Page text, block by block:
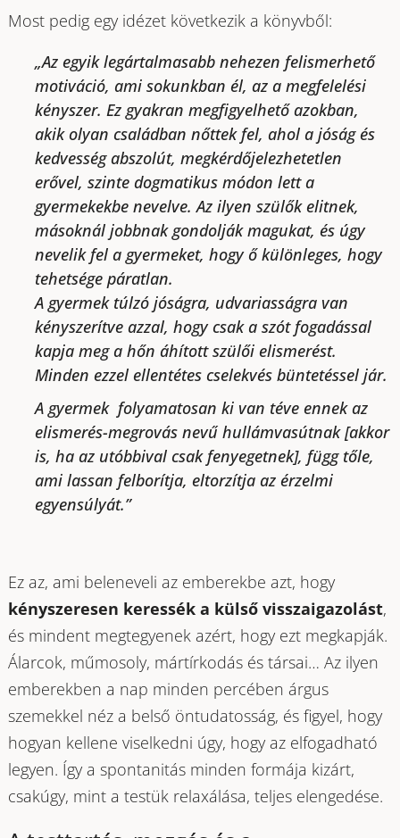
Most pedig egy idézet következik a könyvből:
„Az egyik legártalmasabb nehezen felismerhető
motiváció, ami sokunkban él, az a megfelelési
kényszer. Ez gyakran megfigyelhető azokban,
akik olyan családban nőttek fel, ahol a jóság és
kedvesség abszolút, megkérdőjelezhetetlen
erővel, szinte dogmatikus módon lett a
gyermekekbe nevelve. Az ilyen szülők elitnek,
másoknál jobbnak gondolják magukat, és úgy
nevelik fel a gyermeket, hogy ő különleges, hogy
tehetsége páratlan.
A gyermek túlzó jóságra, udvariasságra van
kényszerítve azzal, hogy csak a szót fogadással
kapja meg a hőn áhított szülői elismerést.
Minden ezzel ellentétes cselekvés büntetéssel jár.
A gyermek folyamatosan ki van téve ennek az
elismerés-megrovás nevű hullámvasútnak [akkor
is, ha az utóbbival csak fenyegetnek], függ tőle,
ami lassan felborítja, eltorzítja az érzelmi
egyensúlyát.”
Ez az, ami beleneveli az emberekbe azt, hogy
kényszeresen keressék a külső visszaigazolást,
és mindent megtegyenek azért, hogy ezt megkapják.
Álarcok, műmosoly, mártírkodás és társai… Az ilyen
emberekben a nap minden percében árgus
szemekkel néz a belső öntudatosság, és figyel, hogy
hogyan kellene viselkedni úgy, hogy az elfogadható
legyen. Így a spontanitás minden formája kizárt,
csakúgy, mint a testük relaxálása, teljes elengedése.